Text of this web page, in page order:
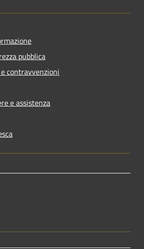
pubblica
contravvenzioni
e assistenza